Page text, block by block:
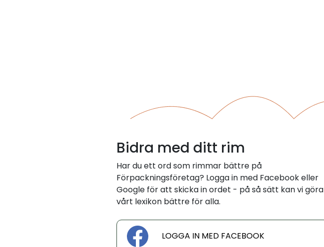
Bidra med ditt rim
Har du ett ord som rimmar bättre på
Förpackningsföretag? Logga in med Facebook eller
Google för att skicka in ordet - på så sätt kan vi göra
vårt lexikon bättre för alla.
LOGGA IN MED FACEBOOK